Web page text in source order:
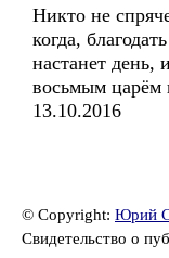
Никто не
когда,
настанет день,
восьмым царём
13.10.2016
© Copyright: Юрий
Свидетельство о